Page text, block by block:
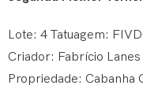
Lote: 4 Tatuagem:
Criador: Fabrício
Propriedade: Cabanha